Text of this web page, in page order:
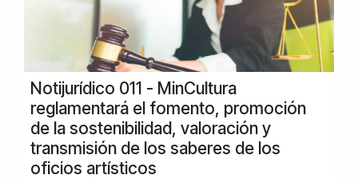
Notijurídico 011 - MinCultura
reglamentará el fomento, promoción
de la sostenibilidad, valoración y
transmisión de los saberes de los
oficios artísticos